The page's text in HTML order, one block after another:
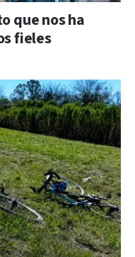
que nos ha
fieles